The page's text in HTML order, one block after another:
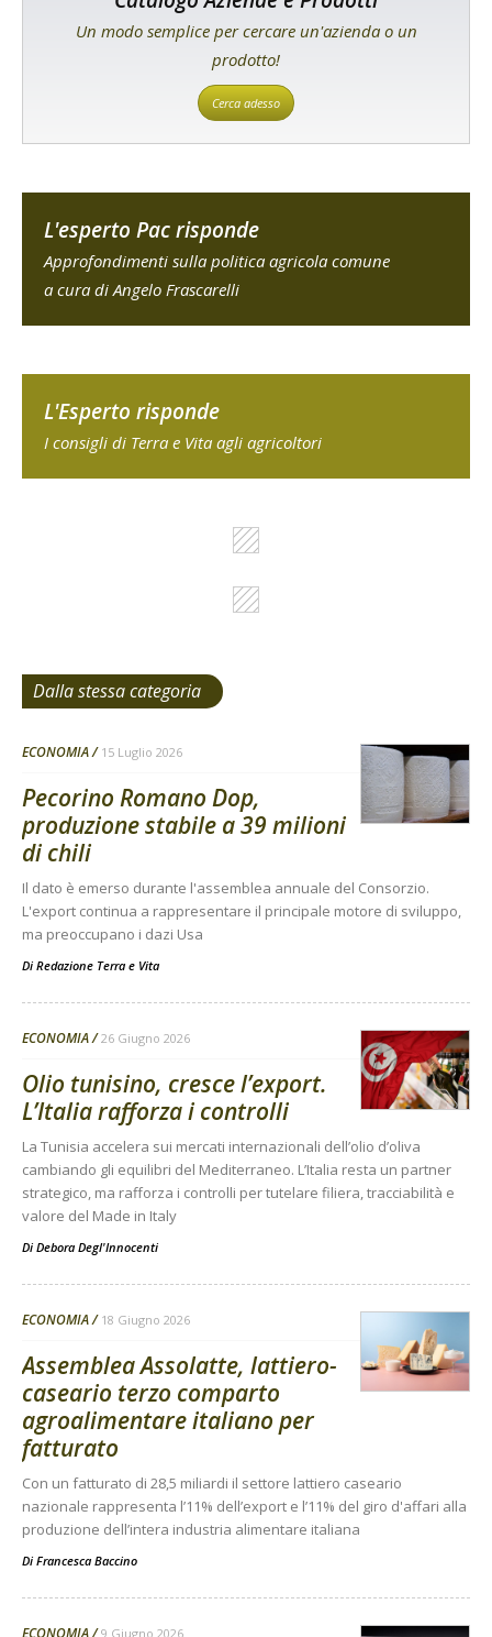
Un modo semplice per cercare un'azienda o un
prodotto!
Cerca adesso
L'esperto Pac risponde
Approfondimenti sulla politica agricola comune
a cura di Angelo Frascarelli
L'Esperto risponde
I consigli di Terra e Vita agli agricoltori
Dalla stessa categoria
ECONOMIA 15 Luglio 2026
Pecorino Romano Dop,
produzione stabile a 39 milioni
di chili
Il dato è emerso durante l'assemblea annuale del Consorzio.
L'export continua a rappresentare il principale motore di sviluppo,
ma preoccupano i dazi Usa
Di Redazione Terra e Vita
ECONOMIA 26 Giugno 2026
Olio tunisino, cresce l’export.
L’Italia rafforza i controlli
La Tunisia accelera sui mercati internazionali dell’olio d’oliva
cambiando gli equilibri del Mediterraneo. L’Italia resta un partner
strategico, ma rafforza i controlli per tutelare filiera, tracciabilità e
valore del Made in Italy
Di Debora Degl'Innocenti
ECONOMIA 18 Giugno 2026
Assemblea Assolatte, lattiero-
caseario terzo comparto
agroalimentare italiano per
fatturato
Con un fatturato di 28,5 miliardi il settore lattiero caseario
nazionale rappresenta l’11% dell’export e l’11% del giro d'affari alla
produzione dell’intera industria alimentare italiana
Di Francesca Baccino
ECONOMIA 9 Giugno 2026